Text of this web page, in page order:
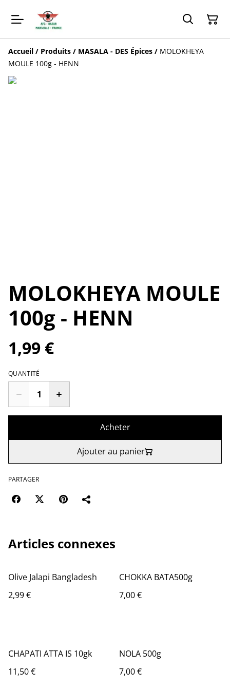
Accueil / Produits / MASALA - DES Épices / MOLOKHEYA
MOULE 100g - HENN
MOLOKHEYA MOULE
100g - HENN
1,99 €
QUANTITÉ
Acheter
Ajouter au panier
PARTAGER
Articles connexes
Olive Jalapi Bangladesh
2,99 €
CHOKKA BATA500g
7,00 €
CHAPATI ATTA IS 10gk
11,50 €
NOLA 500g
7,00 €